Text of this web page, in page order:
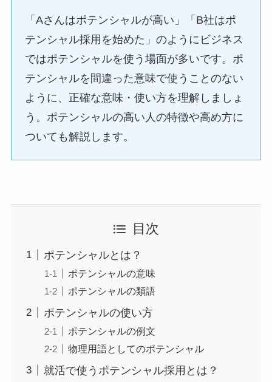
「Aさんはポテンシャルが高い」「B社はポ
テンシャル採用を始めた」のようにビジネス
ではポテンシャルを使う場面が多いです。ポ
テンシャルを間違った意味で使うことのない
ように、正確な意味・使い方を理解しましょ
う。ポテンシャルの高い人の特徴や高め方に
ついても解説します。
目次
ポテンシャルとは？
ポテンシャルの意味
ポテンシャルの類語
ポテンシャルの使い方
ポテンシャルの例文
物理用語としてのポテンシャル
就活で使うポテンシャル採用とは？